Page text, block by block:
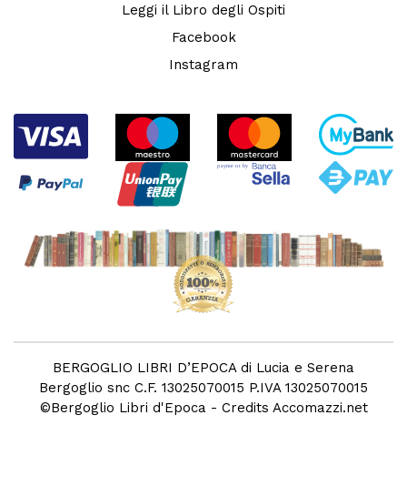
Leggi il Libro degli Ospiti
Facebook
Instagram
BERGOGLIO LIBRI D’EPOCA di Lucia e Serena
Bergoglio snc C.F. 13025070015 P.IVA 13025070015
©Bergoglio Libri d'Epoca - Credits Accomazzi.net